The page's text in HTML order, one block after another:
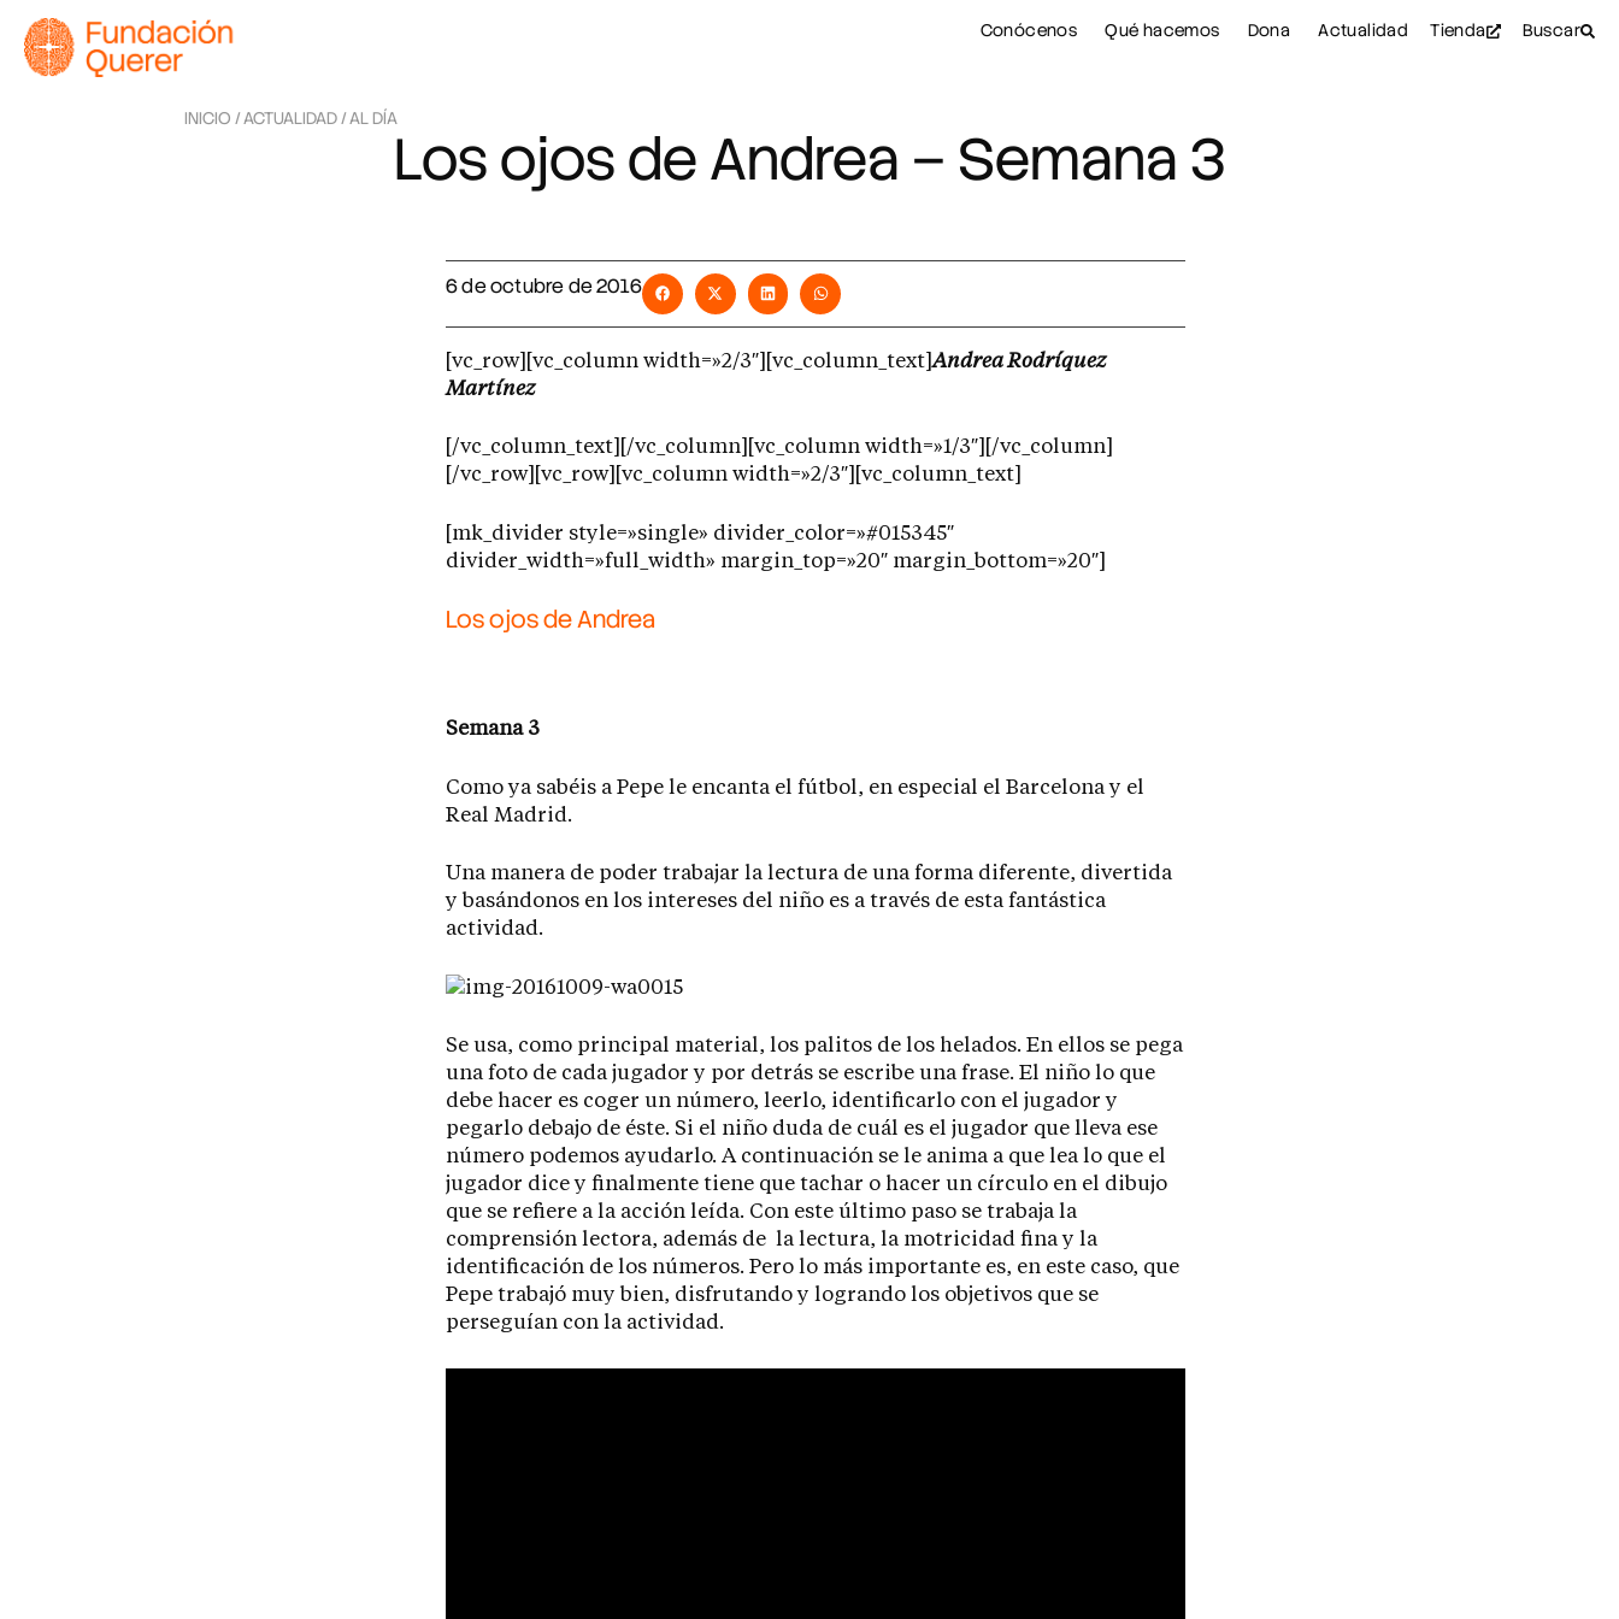
Conócenos Qué hacemos Dona Actualidad Tienda Buscar
INICIO /ACTUALIDAD /AL DÍA
Los ojos de Andrea – Semana 3
6 de octubre de 2016
[vc_row][vc_column width=»2/3″][vc_column_text]Andrea Rodríquez
Martínez
[/vc_column_text][/vc_column][vc_column width=»1/3″][/vc_column]
[/vc_row][vc_row][vc_column width=»2/3″][vc_column_text]
[mk_divider style=»single» divider_color=»#015345″
divider_width=»full_width» margin_top=»20″ margin_bottom=»20″]
Los ojos de Andrea
Semana 3
Como ya sabéis a Pepe le encanta el fútbol, en especial el Barcelona y el
Real Madrid.
Una manera de poder trabajar la lectura de una forma diferente, divertida
y basándonos en los intereses del niño es a través de esta fantástica
actividad.
Se usa, como principal material, los palitos de los helados. En ellos se pega
una foto de cada jugador y por detrás se escribe una frase. El niño lo que
debe hacer es coger un número, leerlo, identificarlo con el jugador y
pegarlo debajo de éste. Si el niño duda de cuál es el jugador que lleva ese
número podemos ayudarlo. A continuación se le anima a que lea lo que el
jugador dice y finalmente tiene que tachar o hacer un círculo en el dibujo
que se refiere a la acción leída. Con este último paso se trabaja la
comprensión lectora, además de la lectura, la motricidad fina y la
identificación de los números. Pero lo más importante es, en este caso, que
Pepe trabajó muy bien, disfrutando y logrando los objetivos que se
perseguían con la actividad.